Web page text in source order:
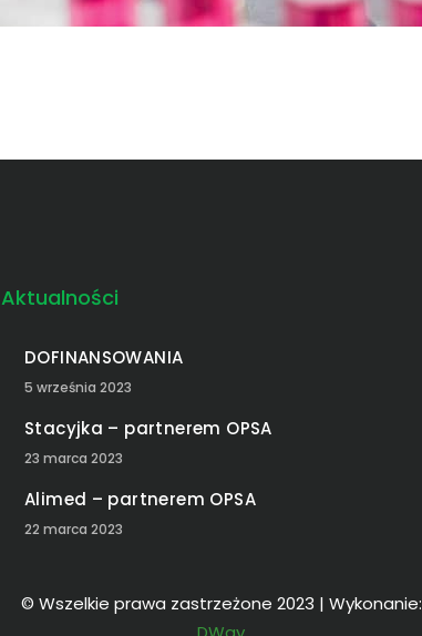
Aktualności
DOFINANSOWANIA
5 września 2023
Stacyjka – partnerem OPSA
23 marca 2023
Alimed – partnerem OPSA
22 marca 2023
© Wszelkie prawa zastrzeżone 2023 | Wykonanie: